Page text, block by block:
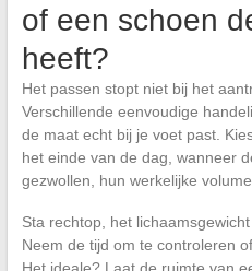
of een schoen
heeft?
Het passen stopt niet bij het
Verschillende eenvoudige
de maat echt bij je voet past.
het einde van de dag, wanneer
gezwollen, hun werkelijke volume
Sta rechtop, het
Neem de tijd om te controleren